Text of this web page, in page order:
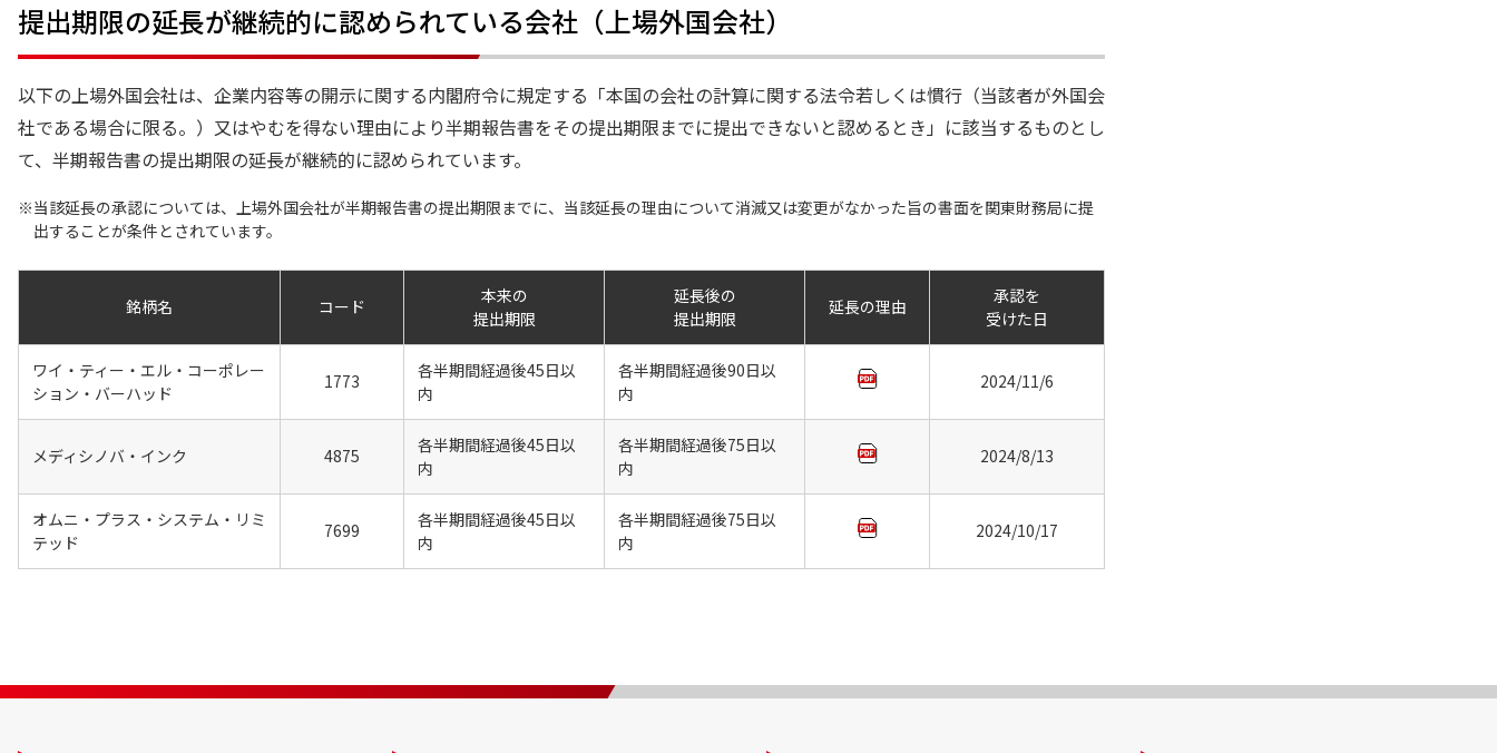
提出期限の延長が継続的に認められている会社（上場外国会社）
以下の上場外国会社は、企業内容等の開示に関する内閣府令に規定する「本国の会社の計算に関する法令若しくは慣行（当該者が外国会
社である場合に限る。）又はやむを得ない理由により半期報告書をその提出期限までに提出できないと認めるとき」に該当するものとし
て、半期報告書の提出期限の延長が継続的に認められています。
当該延長の承認については、上場外国会社が半期報告書の提出期限までに、当該延長の理由について消滅又は変更がなかった旨の書面を関東財務局に提
出することが条件とされています。
銘柄名 コード
本来の
提出期限
延長後の
提出期限
延長の理由
承認を
受けた日
ワイ・ティー・エル・コーポレー
ション・バーハッド
1773
各半期間経過後45日以
内
各半期間経過後90日以
内
2024/11/6
メディシノバ・インク 4875
各半期間経過後45日以
内
各半期間経過後75日以
内
2024/8/13
オムニ・プラス・システム・リミ
テッド
7699
各半期間経過後45日以
内
各半期間経過後75日以
内
2024/10/17